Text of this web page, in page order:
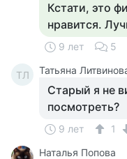
Кстати, это
нравится.
9 лет 5
ТЛ Татьяна
Старый я не
посмотреть?
9 лет
1
Наталья Попова